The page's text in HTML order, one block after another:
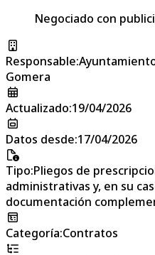
Negociado con
Responsable:
Gomera
Actualizado:19/04/2026
Datos desde:17/04/2026
Tipo:Pliegos de
administrativas y, en su
documentación
Categoría:Contratos